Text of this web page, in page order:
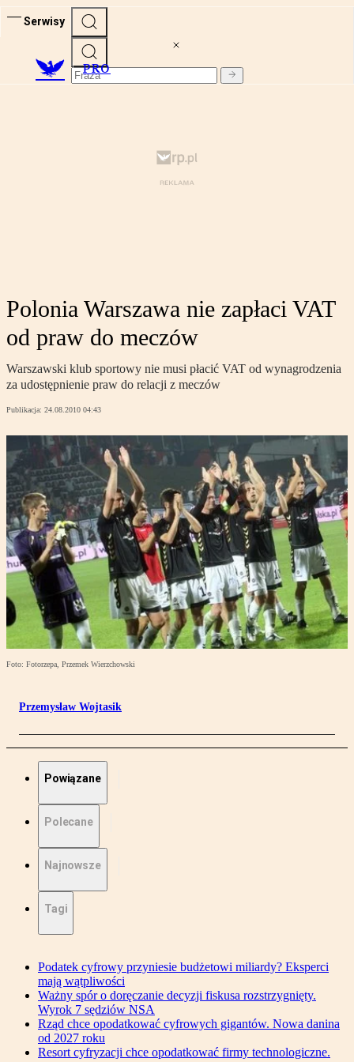
Serwisy
PRO
Polonia Warszawa nie zapłaci VAT
od praw do meczów
Warszawski klub sportowy nie musi płacić VAT od wynagrodzenia
za udostępnienie praw do relacji z meczów
Publikacja: 24.08.2010 04:43
Foto: Fotorzepa, Przemek Wierzchowski
Przemysław Wojtasik
Powiązane
Polecane
Najnowsze
Tagi
Podatek cyfrowy przyniesie budżetowi miliardy? Eksperci
mają wątpliwości
Ważny spór o doręczanie decyzji fiskusa rozstrzygnięty.
Wyrok 7 sędziów NSA
Rząd chce opodatkować cyfrowych gigantów. Nowa danina
od 2027 roku
Resort cyfryzacji chce opodatkować firmy technologiczne.